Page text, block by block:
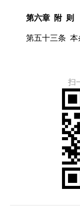
第六章 附 则
第五十三条 本
扫